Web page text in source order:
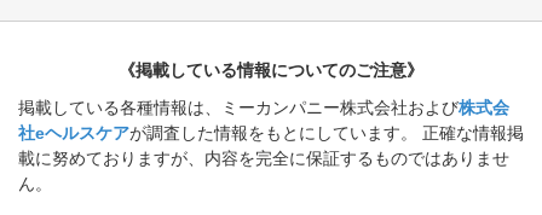
《掲載している情報についてのご注意》
掲載している各種情報は、ミーカンパニー株式会社および株式会
社eヘルスケアが調査した情報をもとにしています。 正確な情報掲
載に努めておりますが、内容を完全に保証するものではありませ
ん。